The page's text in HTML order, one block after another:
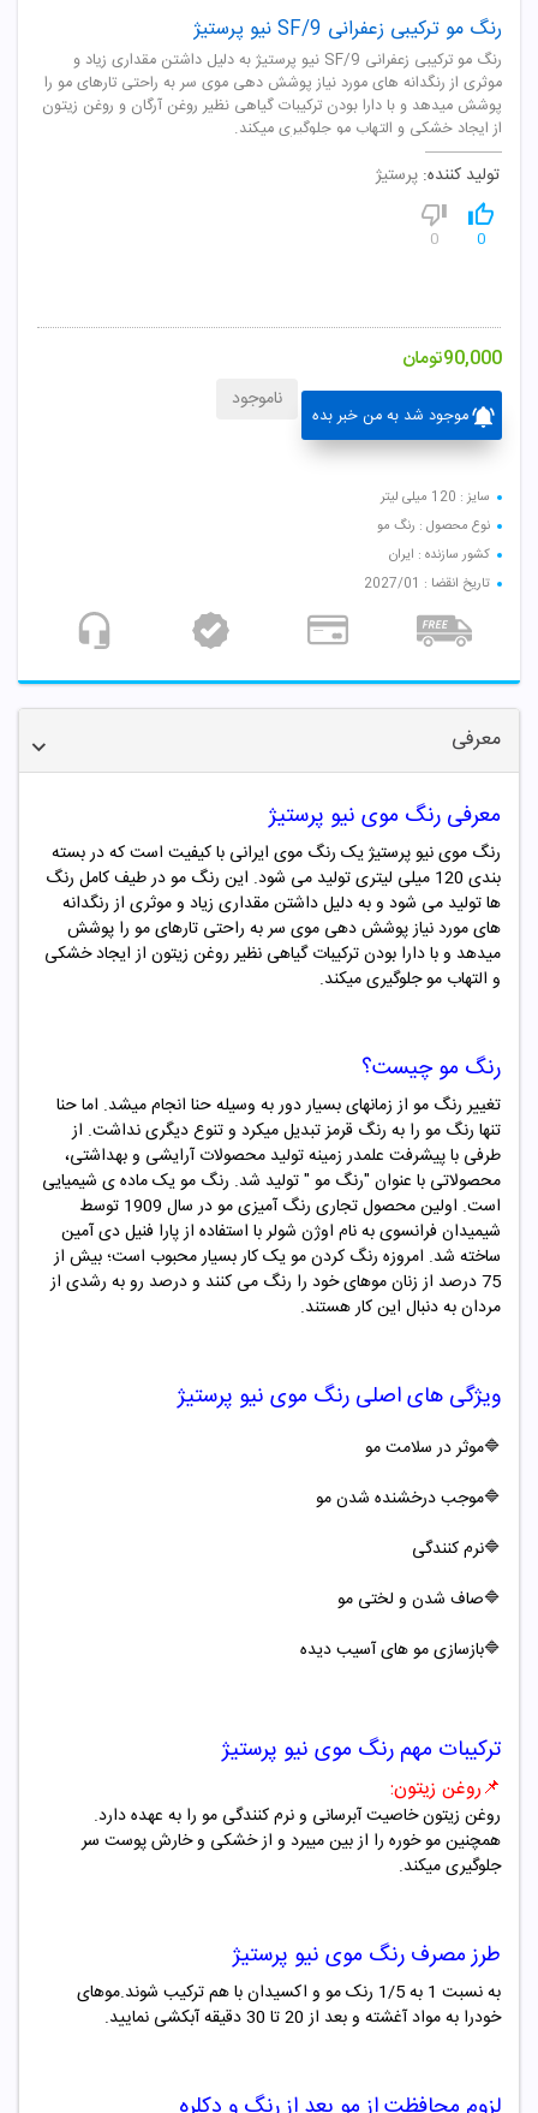
رنگ مو ترکیبی زعفرانی SF/9 نیو پرستیژ
رنگ مو ترکیبی زعفرانی SF/9 نیو پرستیژ به دلیل داشتن مقداری زیاد و
موثری از رنگدانه های مورد نیاز پوشش دهی موی سر به راحتی تارهای مو را
پوشش میدهد و با دارا بودن ترکیبات گیاهی نظیر روغن آرگان و روغن زیتون
از ایجاد خشکی و التهاب مو جلوگیری میکند.
تولید کننده: پرستیژ
0
0
90,000تومان
موجود شد به من خبر بده
ناموجود
سایز : 120 میلی لیتر
نوع محصول : رنگ مو
کشور سازنده : ایران
تاریخ انقضا : 2027/01
معرفی
معرفی رنگ موی نیو پرستیژ
رنگ موی نیو پرستیژ یک رنگ موی ایرانی با کیفیت است که در بسته
بندی 120 میلی لیتری تولید می شود. این رنگ مو در طیف کامل رنگ
ها تولید می شود و به دلیل داشتن مقداری زیاد و موثری از رنگدانه
های مورد نیاز پوشش دهی موی سر به راحتی تارهای مو را پوشش
میدهد و با دارا بودن ترکیبات گیاهی نظیر روغن زیتون از ایجاد خشکی
و التهاب مو جلوگیری میکند.
رنگ مو چیست؟
تغییر رنگ مو از زمانهای بسیار دور به وسیله حنا انجام میشد. اما حنا
تنها رنگ مو را به رنگ قرمز تبدیل میکرد و تنوع دیگری نداشت. از
طرفی با پیشرفت علمدر زمینه تولید محصولات آرایشی و بهداشتی،
محصولاتی با عنوان "رنگ مو "تولید شد. رنگ مو یک ماده ­ی شیمیایی
است. اولین محصول تجاری رنگ ­آمیزی مو در سال 1909 توسط
شیمیدان فرانسوی به نام اوژن شولر با استفاده از پارا فنیل دی آمین
ساخته شد. امروزه رنگ کردن مو یک کار بسیار محبوب است؛ بیش از
75 درصد از زنان موهای خود را رنگ می کنند و درصد رو به رشدی از
مردان به دنبال این کار هستند.
ویژگی های اصلی رنگ موی نیو پرستیژ
🔷موثر در سلامت مو
🔷موجب درخشنده شدن مو
🔷نرم کنندگی
🔷صاف شدن و لختی مو
🔷بازسازی مو های آسیب دیده
ترکیبات مهم رنگ موی نیو پرستیژ
📌روغن زیتون:
روغن زیتونخاصیت آبرسانی و نرم کنندگی مو را به عهده دارد.
همچنین مو خوره را از بین میبرد و از خشکی و خارش پوست سر
جلوگیری میکند.
طرز مصرف رنگ موی نیو پرستیژ
به نسبت 1 به 1/5 رنک مو و اکسیدان با هم ترکیب شوند.موهای
خودرا به مواد آغشته و بعد از 20 تا 30 دقیقه آبکشی نمایید.